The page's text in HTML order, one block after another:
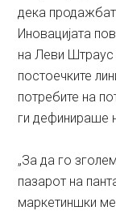
дека
Иновацијата
на Леви Штраус
постоечките
потребите на
ги дефинираше
„За да го
пазарот на
маркетиншки